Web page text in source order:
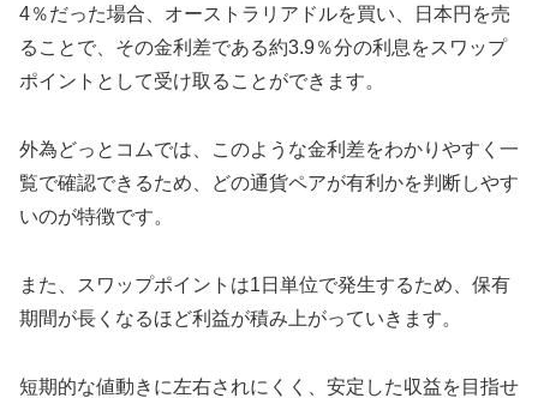
4％だった場合、オーストラリアドルを買い、日本円を売
ることで、その金利差である約3.9％分の利息をスワップ
ポイントとして受け取ることができます。
外為どっとコムでは、このような金利差をわかりやすく一
覧で確認できるため、どの通貨ペアが有利かを判断しやす
いのが特徴です。
また、スワップポイントは1日単位で発生するため、保有
期間が長くなるほど利益が積み上がっていきます。
短期的な値動きに左右されにくく、安定した収益を目指せ